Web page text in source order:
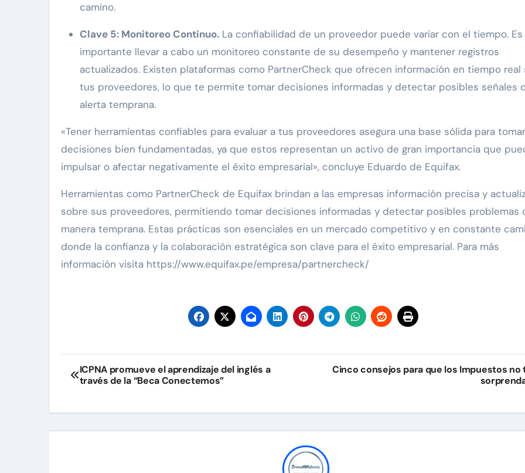
camino.
Clave 5: Monitoreo Continuo. La confiabilidad de un proveedor puede variar con el tiempo. Es
importante llevar a cabo un monitoreo constante de su desempeño y mantener registros
actualizados. Existen plataformas como PartnerCheck que ofrecen información en tiempo real
tus proveedores, lo que te permite tomar decisiones informadas y detectar posibles señales
alerta temprana.
«Tener herramientas confiables para evaluar a tus proveedores asegura una base sólida para tomar
decisiones bien fundamentadas, ya que estos representan un activo de gran importancia que
impulsar o afectar negativamente el éxito empresarial», concluye Eduardo de Equifax.
Herramientas como PartnerCheck de Equifax brindan a las empresas información precisa y
sobre sus proveedores, permitiendo tomar decisiones informadas y detectar posibles problemas
manera temprana. Estas prácticas son esenciales en un mercado competitivo y en constante
donde la confianza y la colaboración estratégica son clave para el éxito empresarial. Para más
información visita https://www.equifax.pe/empresa/partnercheck/
Navegación
de
entradas
ICPNA promueve el aprendizaje del inglés a
través de la “Beca Conectemos”
Cinco consejos para que los Impuestos no